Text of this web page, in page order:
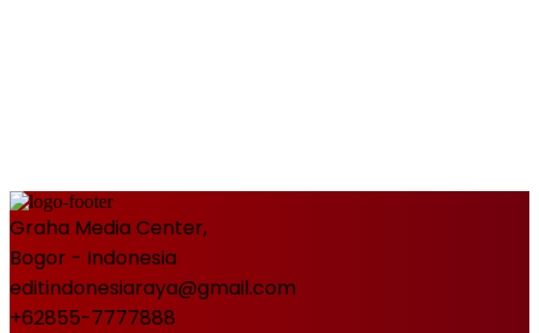
Graha Media Center,
Bogor - Indonesia
editindonesiaraya@gmail.com
+62855-7777888